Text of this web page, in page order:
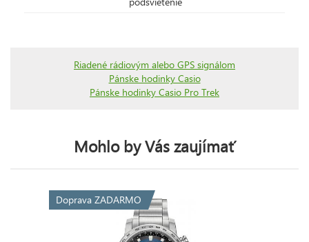
Riadené rádiovým alebo GPS signálom
Pánske hodinky Casio
Pánske hodinky Casio Pro Trek
Mohlo by Vás zaujímať
Doprava ZADARMO